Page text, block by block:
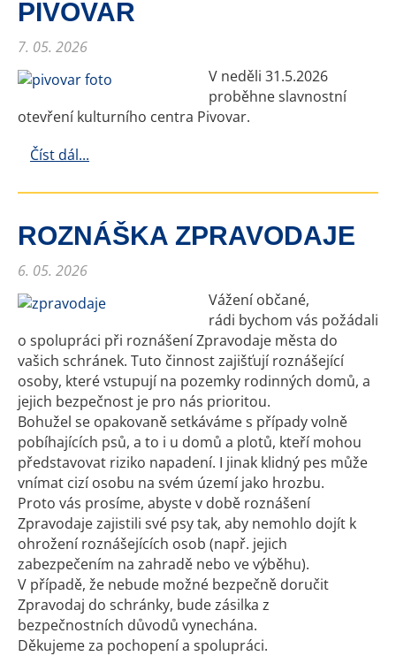
PIVOVAR
7. 05. 2026
V neděli 31.5.2026
proběhne slavnostní
otevření kulturního centra Pivovar.
Číst dál...
ROZNÁŠKA ZPRAVODAJE
6. 05. 2026
Vážení občané,
rádi bychom vás požádali
o spolupráci při roznášení Zpravodaje města do
vašich schránek. Tuto činnost zajišťují roznášející
osoby, které vstupují na pozemky rodinných domů, a
jejich bezpečnost je pro nás prioritou.
Bohužel se opakovaně setkáváme s případy volně
pobíhajících psů, a to i u domů a plotů, kteří mohou
představovat riziko napadení. I jinak klidný pes může
vnímat cizí osobu na svém území jako hrozbu.
Proto vás prosíme, abyste v době roznášení
Zpravodaje zajistili své psy tak, aby nemohlo dojít k
ohrožení roznášejících osob (např. jejich
zabezpečením na zahradě nebo ve výběhu).
V případě, že nebude možné bezpečně doručit
Zpravodaj do schránky, bude zásilka z
bezpečnostních důvodů vynechána.
Děkujeme za pochopení a spolupráci.